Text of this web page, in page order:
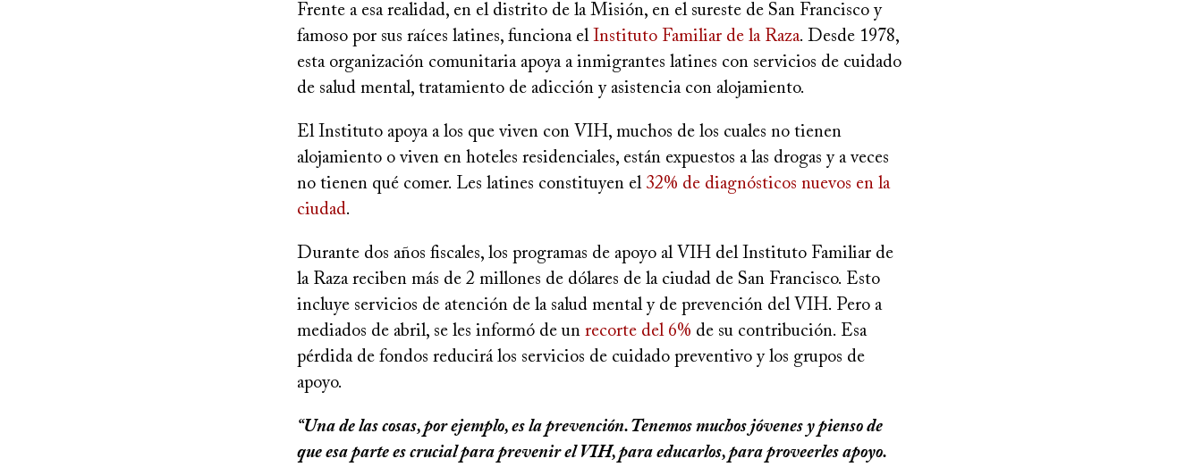
Frente a esa realidad, en el distrito de la Misión, en el sureste de San Francisco y
famoso por sus raíces latines, funciona el Instituto Familiar de la Raza. Desde 1978,
esta organización comunitaria apoya a inmigrantes latines con servicios de cuidado
de salud mental, tratamiento de adicción y asistencia con alojamiento.
El Instituto apoya a los que viven con VIH, muchos de los cuales no tienen
alojamiento o viven en hoteles residenciales, están expuestos a las drogas y a veces
no tienen qué comer. Les latines constituyen el 32% de diagnósticos nuevos en la
ciudad.
Durante dos años fiscales, los programas de apoyo al VIH del Instituto Familiar de
la Raza reciben más de 2 millones de dólares de la ciudad de San Francisco. Esto
incluye servicios de atención de la salud mental y de prevención del VIH. Pero a
mediados de abril, se les informó de un recorte del 6% de su contribución. Esa
pérdida de fondos reducirá los servicios de cuidado preventivo y los grupos de
apoyo.
“Una de las cosas, por ejemplo, es la prevención. Tenemos muchos jóvenes y pienso de
que esa parte es crucial para prevenir el VIH, para educarlos, para proveerles apoyo.